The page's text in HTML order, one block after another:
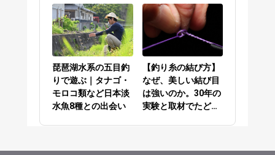
ーの結び方編
琵琶湖水系の五目釣
りで遊ぶ｜タナゴ・
モロコ類など日本淡
水魚8種との出会い
【釣り糸の結び方】
なぜ、美しい結び目
は強いのか。30年の
実験と取材でたどり